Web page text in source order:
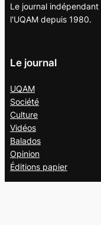
Le journal
l'UQAM depuis 1980.
Le journal
UQAM
Société
Culture
Vidéos
Balados
Opinion
Éditions papier